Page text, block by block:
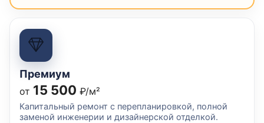
Премиум
от 15 500 ₽/м²
Капитальный ремонт с перепланировкой, полной
заменой инженерии и дизайнерской отделкой.